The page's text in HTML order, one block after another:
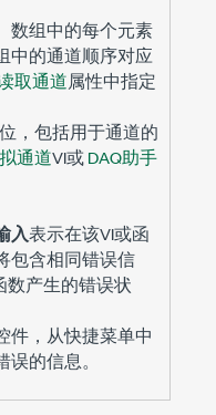
数组中的每个元素
中的通道顺序对应
取通道属性中指定
，包括用于通道的
通道VI或DAQ助手
入表示在该VI或函
包含相同错误信
数产生的错误状
件，从快捷菜单中
的信息。